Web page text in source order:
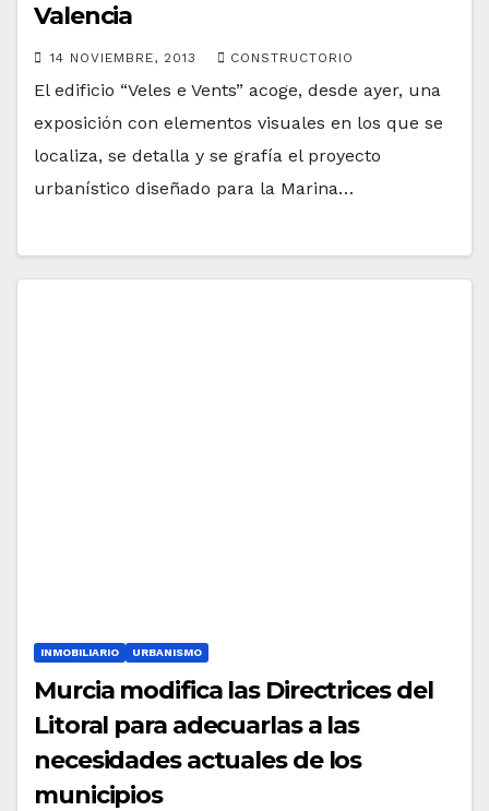
Valencia
14 NOVIEMBRE, 2013 CONSTRUCTORIO
El edificio “Veles e Vents” acoge, desde ayer, una
exposición con elementos visuales en los que se
localiza, se detalla y se grafía el proyecto
urbanístico diseñado para la Marina…
INMOBILIARIO URBANISMO
Murcia modifica las Directrices del
Litoral para adecuarlas a las
necesidades actuales de los
municipios